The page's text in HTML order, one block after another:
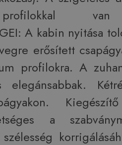
van
A kabin nyitása
erősített
profilokra. A
elegánsabbak.
a